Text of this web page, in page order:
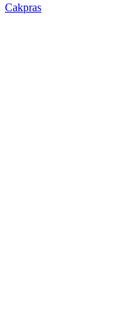
Cakpras